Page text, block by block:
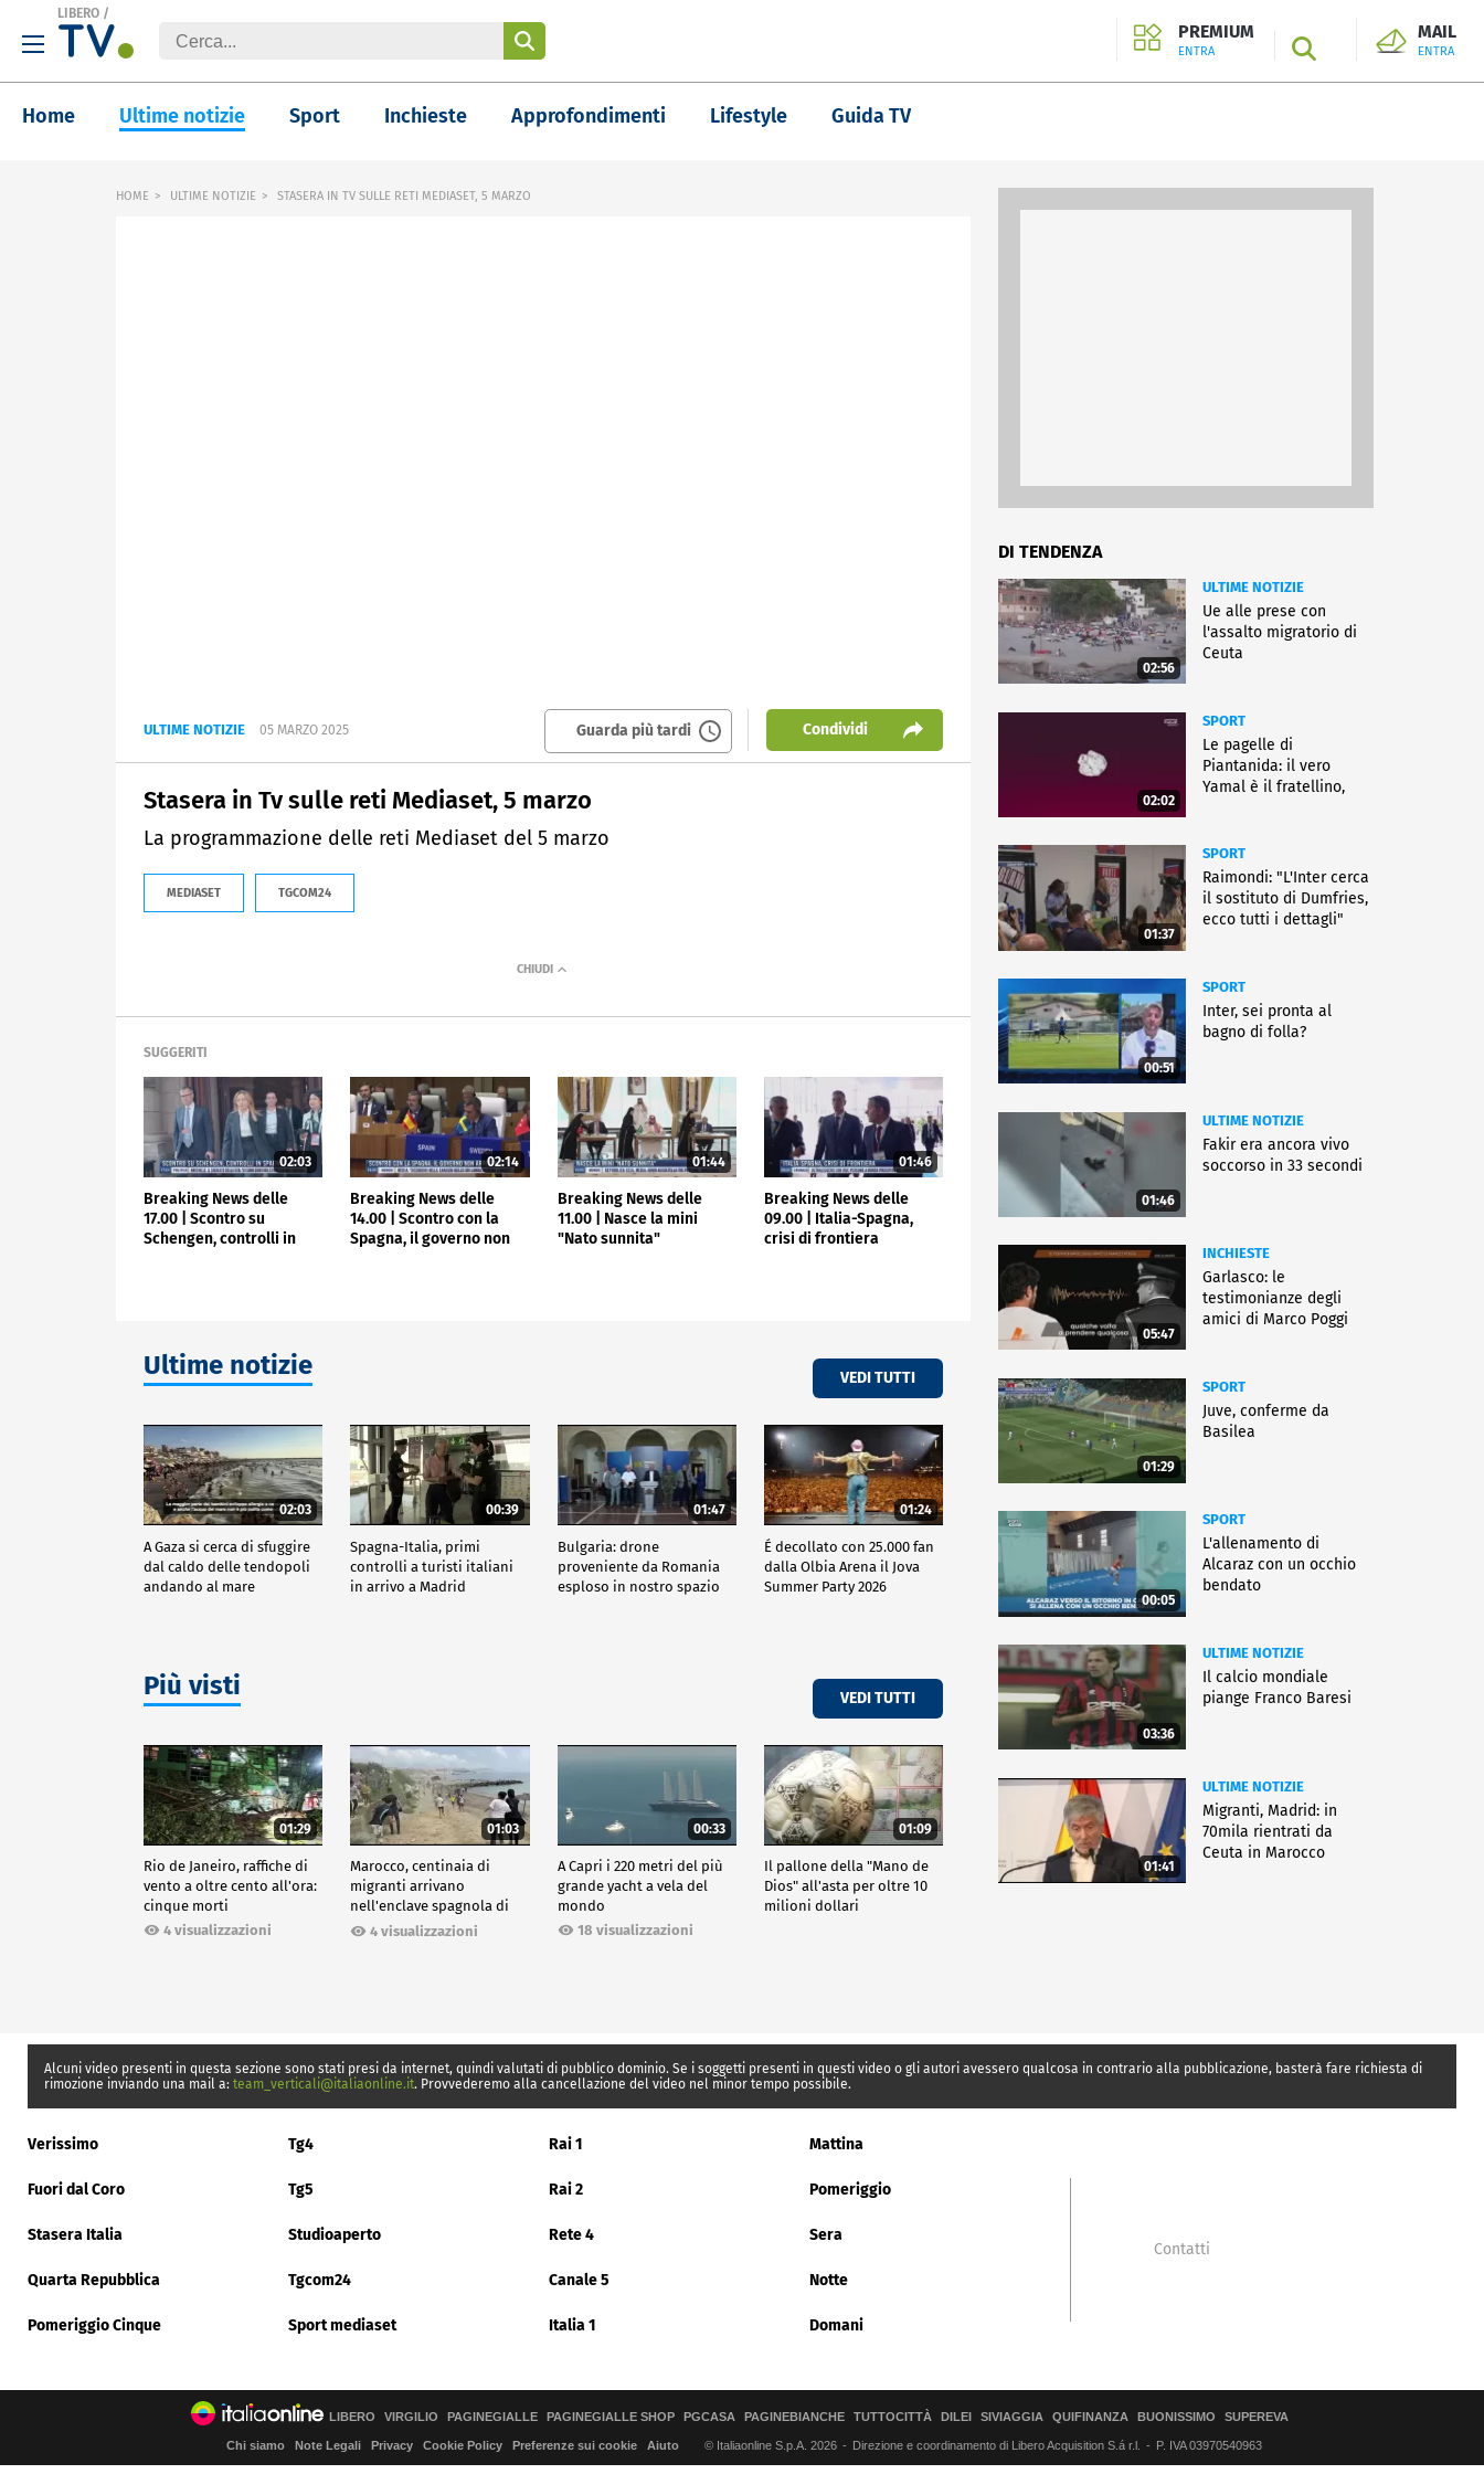
LIBERO /
PREMIUM
ENTRA SEARCH
MAIL
ENTRA
Home Ultime notizie Sport Inchieste Approfondimenti Lifestyle Guida TV
HOME ULTIME NOTIZIE STASERA IN TV SULLE RETI MEDIASET, 5 MARZO
ULTIME NOTIZIE 05 MARZO 2025 Guarda più tardi Condividi
Stasera in Tv sulle reti Mediaset, 5 marzo
La programmazione delle reti Mediaset del 5 marzo
MEDIASET TGCOM24
SUGGERITI
02:03
Breaking News delle
17.00 | Scontro su
Schengen, controlli in
02:14
Breaking News delle
14.00 | Scontro con la
Spagna, il governo non
01:44
Breaking News delle
11.00 | Nasce la mini
"Nato sunnita"
01:46
Breaking News delle
09.00 | Italia-Spagna,
crisi di frontiera
Ultime notizie VEDI TUTTI
02:03
A Gaza si cerca di sfuggire
dal caldo delle tendopoli
andando al mare
00:39
Spagna-Italia, primi
controlli a turisti italiani
in arrivo a Madrid
01:47
Bulgaria: drone
proveniente da Romania
esploso in nostro spazio
01:24
É decollato con 25.000 fan
dalla Olbia Arena il Jova
Summer Party 2026
Più visti VEDI TUTTI
01:29
Rio de Janeiro, raffiche di
vento a oltre cento all'ora:
cinque morti
4 visualizzazioni
01:03
Marocco, centinaia di
migranti arrivano
nell'enclave spagnola di
Ceuta4 visualizzazioni
00:33
A Capri i 220 metri del più
grande yacht a vela del
mondo
18 visualizzazioni
01:09
Il pallone della "Mano de
Dios" all'asta per oltre 10
milioni dollari
DI TENDENZA
02:56
ULTIME NOTIZIE
Ue alle prese con
l'assalto migratorio di
Ceuta
02:02
SPORT
Le pagelle di
Piantanida: il vero
Yamal è il fratellino,
01:37
SPORT
Raimondi: "L'Inter cerca
il sostituto di Dumfries,
ecco tutti i dettagli"
00:51
SPORT
Inter, sei pronta al
bagno di folla?
01:46
ULTIME NOTIZIE
Fakir era ancora vivo
soccorso in 33 secondi
05:47
INCHIESTE
Garlasco: le
testimonianze degli
amici di Marco Poggi
01:29
SPORT
Juve, conferme da
Basilea
00:05
SPORT
L'allenamento di
Alcaraz con un occhio
bendato
03:36
ULTIME NOTIZIE
Il calcio mondiale
piange Franco Baresi
01:41
ULTIME NOTIZIE
Migranti, Madrid: in
70mila rientrati da
Ceuta in Marocco
Alcuni video presenti in questa sezione sono stati presi da internet, quindi valutati di pubblico dominio. Se i soggetti presenti in questi video o gli autori avessero qualcosa in contrario alla pubblicazione, basterà fare richiesta di
rimozione inviando una mail a: team_verticali@italiaonline.it. Provvederemo alla cancellazione del video nel minor tempo possibile.
Verissimo Tg4 Rai 1 Mattina
Fuori dal Coro Tg5 Rai 2 Pomeriggio
Stasera Italia Studioaperto Rete 4 Sera
Quarta Repubblica Tgcom24 Canale 5 Notte
Pomeriggio Cinque Sport mediaset Italia 1 Domani
Contatti
LIBERO VIRGILIO PAGINEGIALLE PAGINEGIALLE SHOP PGCASA PAGINEBIANCHE TUTTOCITTÀ DILEI SIVIAGGIA QUIFINANZA BUONISSIMO SUPEREVA
Chi siamo Note Legali Privacy Cookie Policy Preferenze sui cookie Aiuto © Italiaonline S.p.A. 2026 Direzione e coordinamento di Libero Acquisition S.á r.l. P. IVA 03970540963